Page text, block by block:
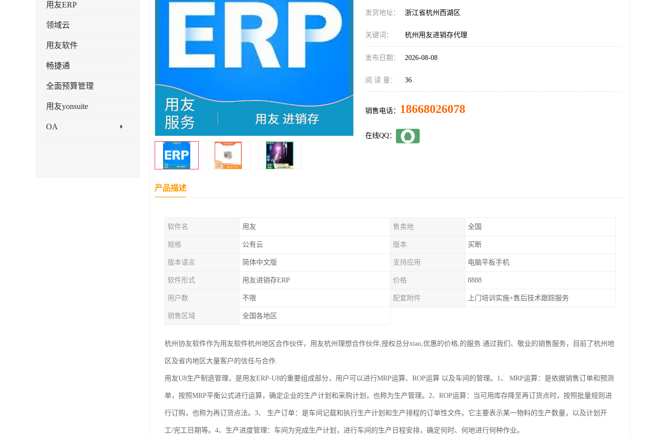
用友ERP
领域云
用友软件
畅捷通
全面预算管理
用友yonsuite
OA
发货地址： 浙江省杭州西湖区
关键词： 杭州用友进销存代理
发布日期： 2026-08-08
阅 读 量： 36
销售电话： 18668026078
在线QQ：
产品描述
软件名 用友 售卖地 全国
规格 公有云 版本 买断
版本语言 简体中文版 支持应用 电脑平板手机
软件形式 用友进销存ERP 价格 8888
用户数 不限 配套附件 上门培训实施+售后技术跟踪服务
销售区域 全国各地区
杭州协友软件作为用友软件杭州地区合作伙伴，用友杭州理想合作伙伴,授权总分xiao,优惠的价格,的服务.通过我们、敬业的销售服务，目前了杭州地
区及省内地区大量客户的信任与合作.
用友U8生产制造管理，是用友ERP-U8的重要组成部分，用户可以进行MRP运算、ROP运算 以及车间的管理。1、 MRP运算：是依据销售订单和预测
单，按照MRP平衡公式进行运算，确定企业的生产计划和采购计划，也称为生产管理。2、ROP运算：当可用库存降至再订货点时，按照批量规则进
行订购，也称为再订货点法。3、 生产订单：是车间记载和执行生产计划和生产排程的订单性文件。它主要表示某一物料的生产数量，以及计划开
工/完工日期等。4、生产进度管理：车间为完成生产计划，进行车间的生产日程安排，确定何时、何地进行何种作业。